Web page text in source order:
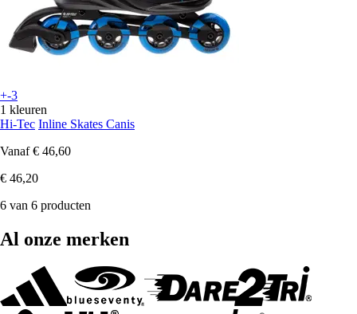
+-3
1 kleuren
Hi-Tec Inline Skates Canis
Vanaf € 46,60
€ 46,20
6 van 6 producten
Al onze merken